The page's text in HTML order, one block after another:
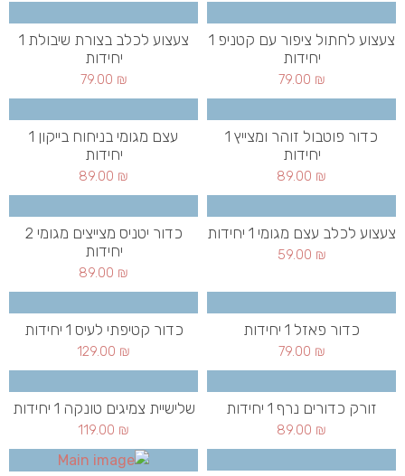
צעצוע לחתול ציפור עם קטניפ 1
יחידות
79.00 ₪
צעצוע לכלב בצורת שיבולת 1
יחידות
79.00 ₪
כדור פוטבול זוהר ומצייץ 1
יחידות
89.00 ₪
עצם מגומי בניחוח בייקון 1
יחידות
89.00 ₪
צעצוע לכלב עצם מגומי 1 יחידות
59.00 ₪
כדור יטניס מצייצים מגומי 2
יחידות
89.00 ₪
כדור פאזל 1 יחידות
79.00 ₪
כדור קטיפתי לעיס 1 יחידות
129.00 ₪
זורק כדורים נרף 1 יחידות
89.00 ₪
שלישיית צמיגים טונקה 1 יחידות
119.00 ₪